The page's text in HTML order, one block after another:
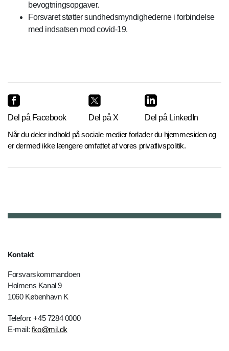
bevogtningsopgaver.
Forsvaret støtter sundhedsmyndighederne i forbindelse
med indsatsen mod covid-19.
Del på Facebook Del på X
Del på LinkedIn
Når du deler indhold på sociale medier forlader du hjemmesiden og
er dermed ikke længere omfattet af vores privatlivspolitik.
Kontakt
Forsvarskommandoen
Holmens Kanal 9
1060 København K
Telefon: +45 7284 0000
E-mail: fko@mil.dk